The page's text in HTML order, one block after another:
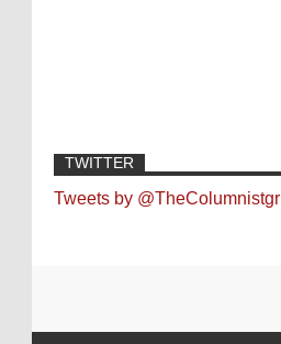
TWITTER
Tweets by @TheColumnistgr